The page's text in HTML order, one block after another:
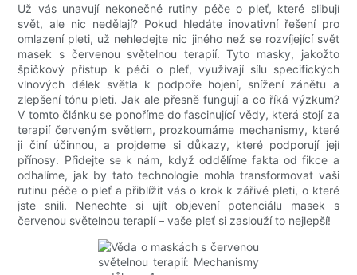
Už vás unavují nekonečné rutiny péče o pleť, které slibují
svět, ale nic nedělají? Pokud hledáte inovativní řešení pro
omlazení pleti, už nehledejte nic jiného než se rozvíjející svět
masek s červenou světelnou terapií. Tyto masky, jakožto
špičkový přístup k péči o pleť, využívají sílu specifických
vlnových délek světla k podpoře hojení, snížení zánětu a
zlepšení tónu pleti. Jak ale přesně fungují a co říká výzkum?
V tomto článku se ponoříme do fascinující vědy, která stojí za
terapií červeným světlem, prozkoumáme mechanismy, které
ji činí účinnou, a projdeme si důkazy, které podporují její
přínosy. Přidejte se k nám, když oddělíme fakta od fikce a
odhalíme, jak by tato technologie mohla transformovat vaši
rutinu péče o pleť a přiblížit vás o krok k zářivé pleti, o které
jste snili. Nenechte si ujít objevení potenciálu masek s
červenou světelnou terapií – vaše pleť si zaslouží to nejlepší!